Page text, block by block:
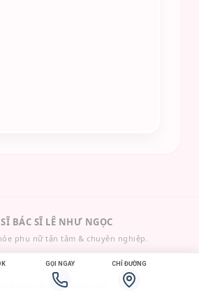
BÁC SĨ LÊ NHƯ NGỌC
phụ nữ tận tâm & chuyên nghiệp.
2026 © lenhungoc.com
GỌI NGAY CHỈ ĐƯỜNG